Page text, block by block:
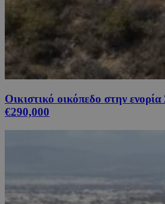
Οικιστικό οικόπεδο στην
€290,000